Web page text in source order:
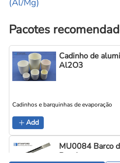
(Al/Mg)
Pacotes
Cadinho de
Al2O3
Cadinhos e barquinhas de evaporação
Add
MU0084 Barco
Boat)